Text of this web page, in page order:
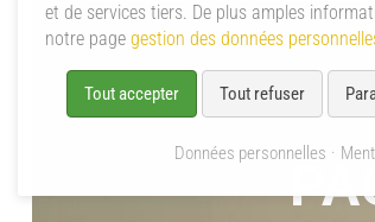
et de services tiers. De plus amples
notre page gestion des données
Tout accepter Tout refuser
Données personnelles